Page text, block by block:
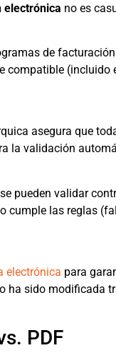
electrónica no es
de
compatible (incluido
asegura que
la validación
pueden validar
cumple las reglas
electrónica para
ha sido modificada
PDF